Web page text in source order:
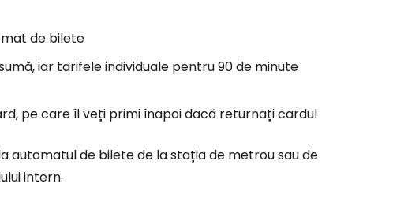
de bilete
iar tarifele individuale pentru 90 de minute
pe care îl veți primi înapoi dacă returnați cardul
automatul de bilete de la stația de metrou sau de
intern.